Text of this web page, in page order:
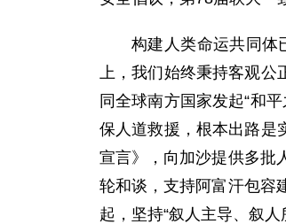
构建人类命运共同体
上，我们始终秉持客观公
同全球南方国家发起“和
保人道救援，根本出路是
宣言》，向加沙提供多批
轮和谈，支持阿富汗包容
起，坚持“叙人主导、叙